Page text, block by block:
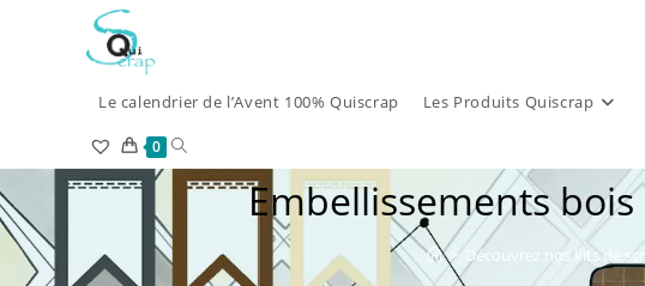
Le calendrier de l’Avent 100% Quiscrap Les Produits Quiscrap
0 Toggle
website
search
Embellissements bois
> Découvrez nos kits de